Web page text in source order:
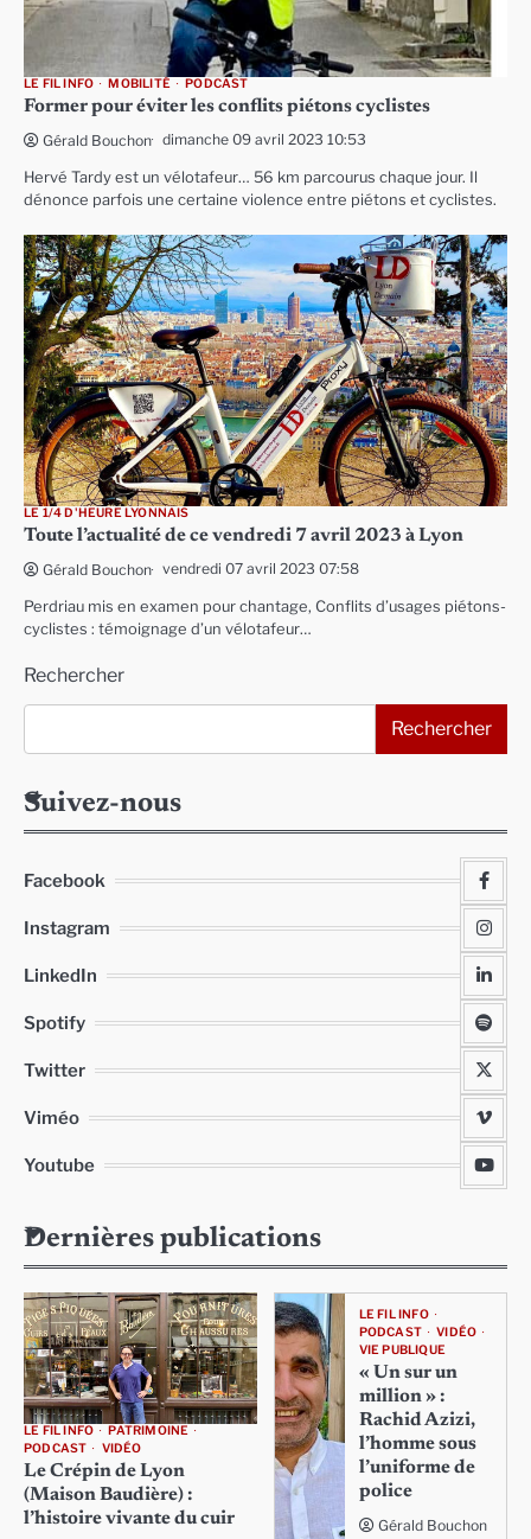
LE FIL INFO MOBILITÉ PODCAST
Former pour éviter les conflits piétons cyclistes
Gérald Bouchon dimanche 09 avril 2023 10:53
Hervé Tardy est un vélotafeur… 56 km parcourus chaque jour. Il
dénonce parfois une certaine violence entre piétons et cyclistes.
LE 1/4 D'HEURE LYONNAIS
Toute l’actualité de ce vendredi 7 avril 2023 à Lyon
Gérald Bouchon vendredi 07 avril 2023 07:58
Perdriau mis en examen pour chantage, Conflits d’usages piétons-
cyclistes : témoignage d’un vélotafeur…
Rechercher
Rechercher
Suivez-nous
Facebook
Instagram
LinkedIn
Spotify
Twitter
Viméo
Youtube
Dernières publications
LE FIL INFO
PATRIMOINE
PODCAST
VIDÉO
Le Crépin de Lyon
(Maison Baudière) :
l’histoire vivante du cuir
LE FIL INFO
PODCAST
VIDÉO
VIE PUBLIQUE
« Un sur un
million » :
Rachid Azizi,
l’homme sous
l’uniforme de
police
Gérald Bouchon